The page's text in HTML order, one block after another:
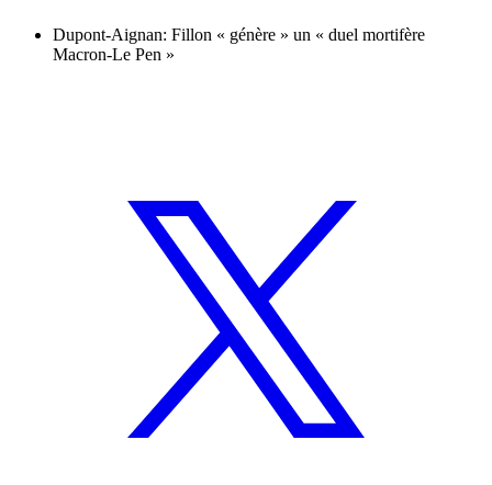
Dupont-Aignan: Fillon « génère » un « duel mortifère
Macron-Le Pen »